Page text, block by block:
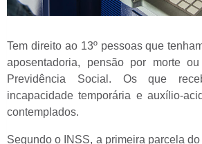
Tem direito ao 13º pessoas que
aposentadoria, pensão por morte
Previdência Social. Os que
incapacidade temporária e auxílio-
contemplados.
Segundo o INSS, a primeira parcela